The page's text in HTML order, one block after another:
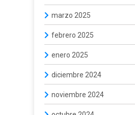
marzo 2025
febrero 2025
enero 2025
diciembre 2024
noviembre 2024